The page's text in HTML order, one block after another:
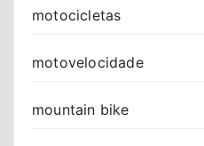
motocicletas
motovelocidade
mountain bike